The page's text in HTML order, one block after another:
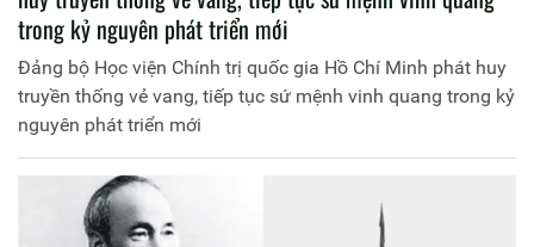
trong kỷ nguyên phát triển mới
Đảng bộ Học viện Chính trị quốc gia Hồ Chí Minh phát huy
truyền thống vẻ vang, tiếp tục sứ mệnh vinh quang trong kỷ
nguyên phát triển mới